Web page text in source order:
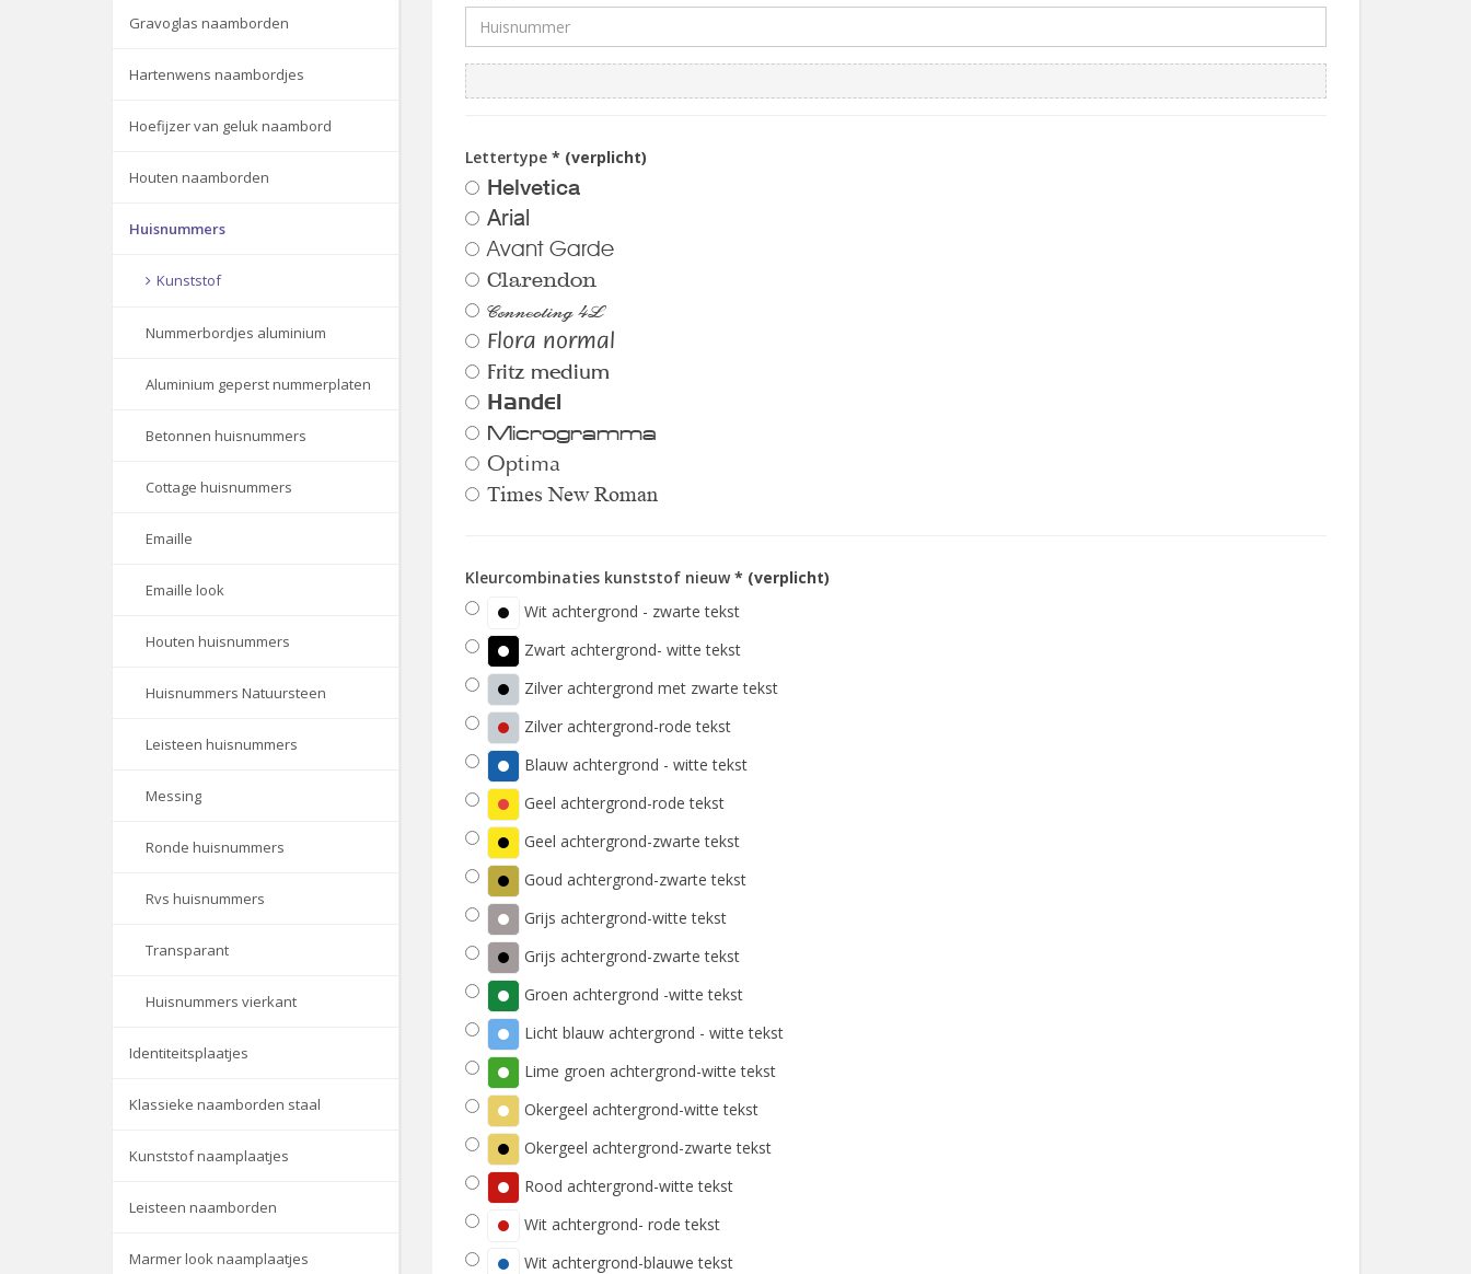
Gravoglas naamborden
Hartenwens naambordjes
Hoefijzer van geluk naambord
Houten naamborden
Huisnummers
Kunststof
Nummerbordjes aluminium
Aluminium geperst nummerplaten
Betonnen huisnummers
Cottage huisnummers
Emaille
Emaille look
Houten huisnummers
Huisnummers Natuursteen
Leisteen huisnummers
Messing
Ronde huisnummers
Rvs huisnummers
Transparant
Huisnummers vierkant
Identiteitsplaatjes
Klassieke naamborden staal
Kunststof naamplaatjes
Leisteen naamborden
Marmer look naamplaatjes
Lettertype * (verplicht)
Helvetica
Arial
Avant Garde
Clarendon
Connecting 4L
Flora normal
Fritz medium
Handel
Microgramma
Optima
Times New Roman
Kleurcombinaties kunststof nieuw* (verplicht)
Wit achtergrond - zwarte tekst
Zwart achtergrond- witte tekst
Zilver achtergrond met zwarte tekst
Zilver achtergrond-rode tekst
Blauw achtergrond - witte tekst
Geel achtergrond-rode tekst
Geel achtergrond-zwarte tekst
Goud achtergrond-zwarte tekst
Grijs achtergrond-witte tekst
Grijs achtergrond-zwarte tekst
Groen achtergrond -witte tekst
Licht blauw achtergrond - witte tekst
Lime groen achtergrond-witte tekst
Okergeel achtergrond-witte tekst
Okergeel achtergrond-zwarte tekst
Rood achtergrond-witte tekst
Wit achtergrond- rode tekst
Wit achtergrond-blauwe tekst